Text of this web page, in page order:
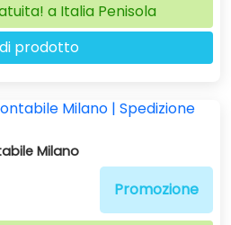
a Italia Penisola
prodotto
Milano
Promozione